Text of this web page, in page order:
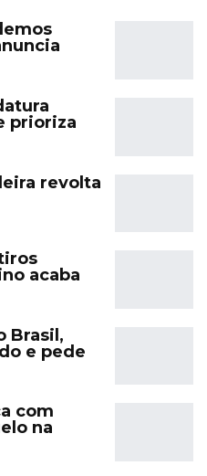
prioriza
revolta
acaba
Brasil,
e pede
com
na